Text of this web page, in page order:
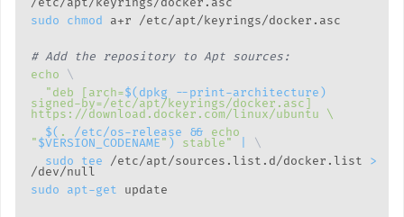
sudo
chmod
# Add the repository to Apt sources:
echo
\
"deb [arch=$(dpkg --print-architecture)
signed-by=/etc/apt/keyrings/docker.asc]
$( . /etc/os-release && echo
"$VERSION_CODENAME" ) stable"
\
sudo
tee /etc/apt/sources.list.d/docker.list >
sudo
apt-get